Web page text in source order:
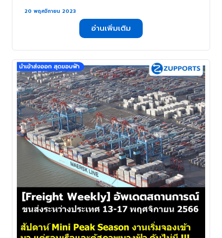
20- 24 พฤศจิกายน กับ ZUPPORTS !!!
สัปดาห์ยิ้มหวาน หลายคนบุ๊คงานโถม
. . .
20 พฤศจิกายน 2023
อ่านเพิ่มเติม